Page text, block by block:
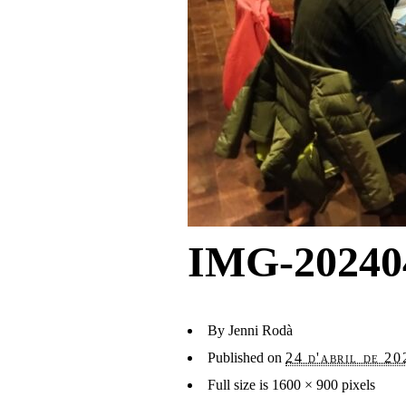
IMG-
By Jenni Rodà
Published on 24 d'abril de
Full size is 1600 × 900 pixels